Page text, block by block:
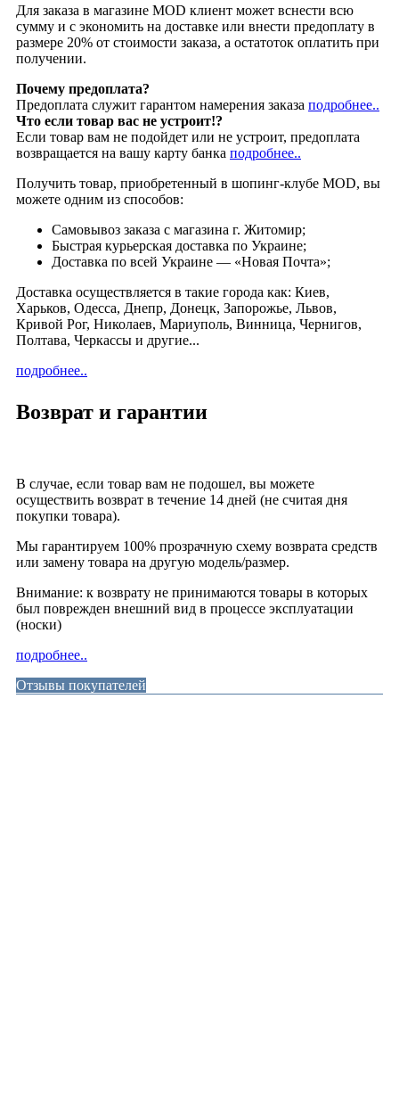
Для заказа в магазине MOD клиент может вснести всю
сумму и с экономить на доставке или внести предоплату в
размере 20% от стоимости заказа, а остатоток оплатить при
получении.
Почему предоплата?
Предоплата служит гарантом намерения заказа подробнее..
Что если товар вас не устроит!?
Если товар вам не подойдет или не устроит, предоплата
возвращается на вашу карту банка подробнее..
Получить товар, приобретенный в шопинг-клубе MOD, вы
можете одним из способов:
Cамовывоз заказа с магазина г. Житомир;
Быстрая курьерская доставка по Украине;
Доставка по всей Украине — «Новая Почта»;
Доставка осуществляется в такие города как: Киев,
Харьков, Одесса, Днепр, Донецк, Запорожье, Львов,
Кривой Рог, Николаев, Мариуполь, Винница, Чернигов,
Полтава, Черкассы и другие...
подробнее..
Возврат и гарантии
В случае, если товар вам не подошел, вы можете
осуществить возврат в течение 14 дней (не считая дня
покупки товара).
Мы гарантируем 100% прозрачную схему возврата средств
или замену товара на другую модель/размер.
Внимание: к возврату не принимаются товары в которых
был поврежден внешний вид в процессе эксплуатации
(носки)
подробнее..
Отзывы покупателей